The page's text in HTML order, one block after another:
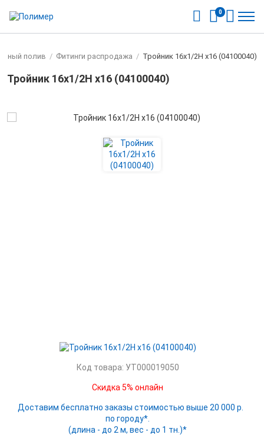
0
полив / Фитинги распродажа / Тройник 16х1/2Н х16 (04100040)
Тройник 16х1/2Н х16 (04100040)
Код товара: УТ000019050
Скидка 5% онлайн
Доставим бесплатно заказы стоимостью выше 20 000 р.
по городу*.
(длина - до 2 м, вес - до 1 тн.)*